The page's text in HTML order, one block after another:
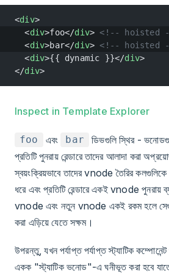
<div>
  <
div>foo</div> <!-- hoisted
  <
div>bar</div> <!-- hoisted
  <
div>{{ dynamic }}</div>
</div>
Inspect in Template Explorer
foo এবং bar
ডিভগুলি স্থির -
প্রতিটি পুনরায় রেন্ডারে তাদের আলাদা করা
স্বয়ংক্রিয়ভাবে তাদের vnode তৈরির কলগুলিকে
ধরে এবং প্রতিটি রেন্ডারে একই vnode পুনরায়
vnode এবং নতুন vnode একই রকম হলে
করা এড়িয়ে যেতে সক্ষম।
উপরন্তু, যখন পর্যাপ্ত পর্যাপ্ত স্ট্যাটিক
একক "স্ট্যাটিক ভনোড"-এ ঘনীভূত করা হবে